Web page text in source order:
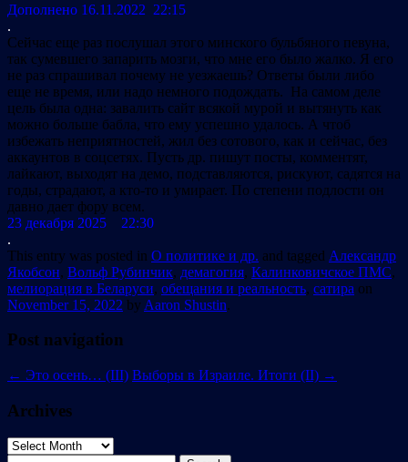
Дополнено 16.11.2022 22:15
.
Сейчас еще раз послушал этого минского бульбяного певуна,
так сумевшего запарить мозги, что мне его было жалко. Я его
не раз спрашивал почему не уезжаешь? Ответы были либо
еще не время, или надо немного подождать. На самом деле
цель была одна: завалить сайт всякой мурой и вытянуть как
можно больше бабла, что ему успешно удалось. А чтоб
избежать неприятностей, жил без сотового, как и сейчас, без
аккаунтов в соцсетях. Пусть др. пишут посты, комментят,
лайкают, выходят на демо, подставляются, рискуют, садятся на
годы, страдают, а кто-то и умирает. По степени подлости он
давно дает фору всем.
23 декабря 2025 22:30
.
This entry was posted in О политике и др. and tagged Александр
Якобсон, Вольф Рубинчик, демагогия, Калинковичское ПМС,
мелиорация в Беларуси, обещания и реальность, сатира on
November 15, 2022 by Aaron Shustin.
Post navigation
← Это осень… (ІІІ) Выборы в Израиле. Итоги (II) →
Archives
Archives